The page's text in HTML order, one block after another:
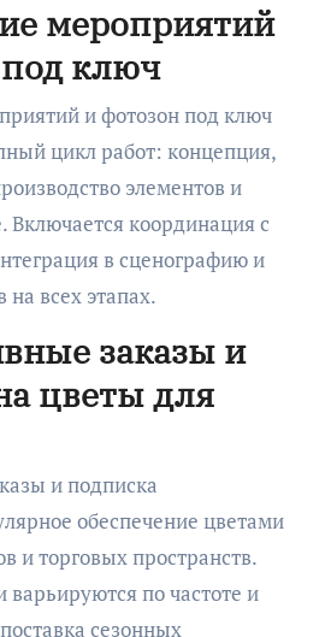
мероприятий
ключ
и фотозон под ключ
цикл работ: концепция,
элементов и
Включается координация с
в сценографию и
всех этапах.
заказы и
цветы для
и подписка
обеспечение цветами
и торговых пространств.
по частоте и
сезонных